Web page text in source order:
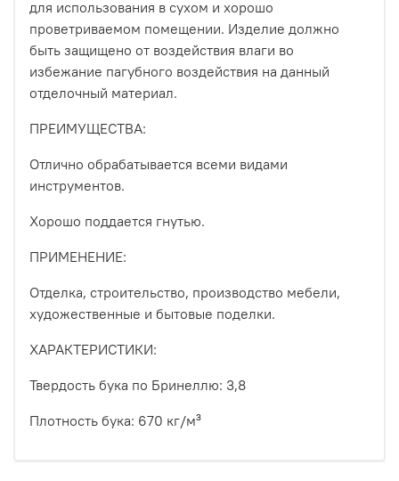
для использования в сухом и хорошо
проветриваемом помещении. Изделие должно
быть защищено от воздействия влаги во
избежание пагубного воздействия на данный
отделочный материал.
ПРЕИМУЩЕСТВА:
Отлично обрабатывается всеми видами
инструментов.
Хорошо поддается гнутью.
ПРИМЕНЕНИЕ:
Отделка, строительство, производство мебели,
художественные и бытовые поделки.
ХАРАКТЕРИСТИКИ:
Твердость бука по Бринеллю: 3,8
Плотность бука: 670 кг/м³